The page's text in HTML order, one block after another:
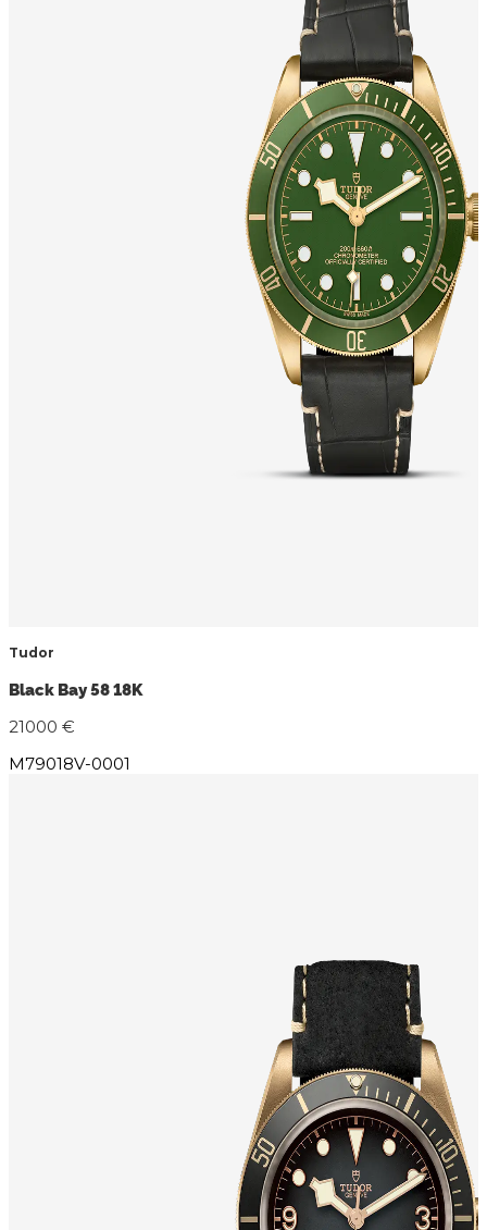
Tudor
Black Bay 58 18K
21000 €
M79018V-0001